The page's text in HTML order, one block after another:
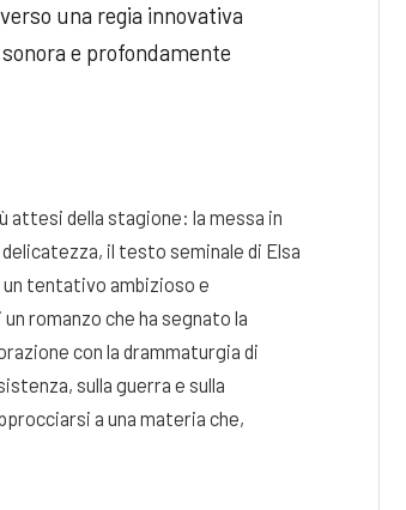
una regia innovativa
e profondamente
attesi della stagione: la messa in
il testo seminale di Elsa
tentativo ambizioso e
romanzo che ha segnato la
con la drammaturgia di
sulla guerra e sulla
a una materia che,